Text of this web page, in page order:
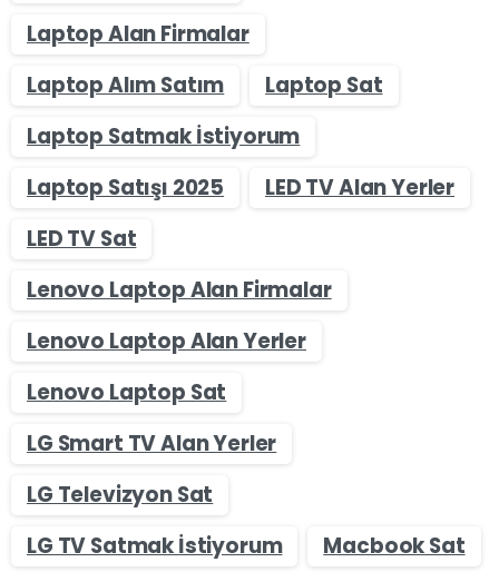
Laptop Alan Firmalar
Laptop Alım Satım
Laptop Sat
Laptop Satmak İstiyorum
Laptop Satışı 2025
LED TV Alan Yerler
LED TV Sat
Lenovo Laptop Alan Firmalar
Lenovo Laptop Alan Yerler
Lenovo Laptop Sat
LG Smart TV Alan Yerler
LG Televizyon Sat
LG TV Satmak İstiyorum
Macbook Sat